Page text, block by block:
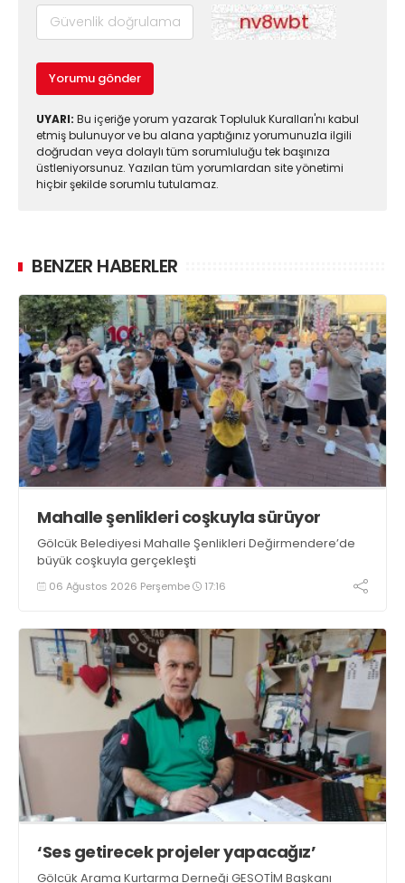
Yorumu gönder
UYARI: Bu içeriğe yorum yazarak Topluluk Kuralları'nı kabul
etmiş bulunuyor ve bu alana yaptığınız yorumunuzla ilgili
doğrudan veya dolaylı tüm sorumluluğu tek başınıza
üstleniyorsunuz. Yazılan tüm yorumlardan site yönetimi
hiçbir şekilde sorumlu tutulamaz.
BENZER HABERLER
Mahalle şenlikleri coşkuyla sürüyor
Gölcük Belediyesi Mahalle Şenlikleri Değirmendere’de
büyük coşkuyla gerçekleşti
06 Ağustos 2026 Perşembe 17:16
‘Ses getirecek projeler yapacağız’
Gölcük Arama Kurtarma Derneği GESOTİM Başkanı